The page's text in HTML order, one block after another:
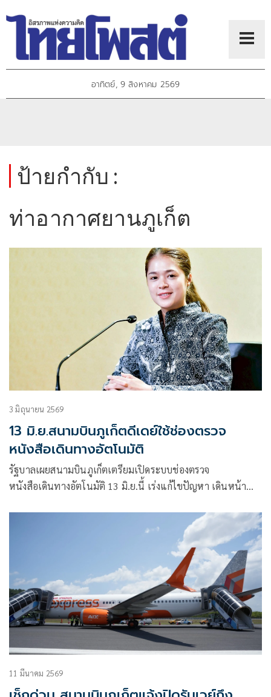
อาทิตย์, 9 สิงหาคม 2569
ป้ายกำกับ :
ท่าอากาศยานภูเก็ต
3 มิถุนายน 2569
13 มิ.ย.สนามบินภูเก็ตดีเดย์ใช้ช่องตรวจ
หนังสือเดินทางอัตโนมัติ
รัฐบาลเผยสนามบินภูเก็ตเตรียมเปิดระบบช่องตรวจ
หนังสือเดินทางอัตโนมัติ 13 มิ.ย.นี้ เร่งแก้ไขปัญหา เดินหน้า
11 มีนาคม 2569